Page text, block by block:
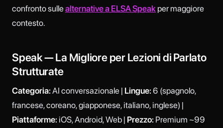
confronto sullealternative a ELSA Speak per maggiore
contesto.
Speak — La Migliore per Lezioni di Parlato
Strutturate
Categoria: AI conversazionale | Lingue: 6 (spagnolo,
francese, coreano, giapponese, italiano, inglese) |
Piattaforme: iOS, Android, Web | Prezzo: Premium ~99